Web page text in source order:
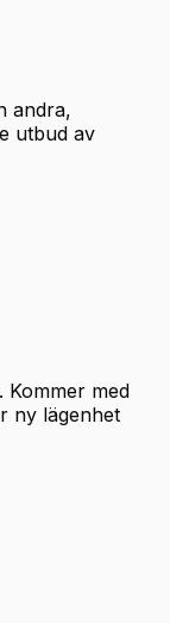
andra,
utbud av
Kommer med
ny lägenhet